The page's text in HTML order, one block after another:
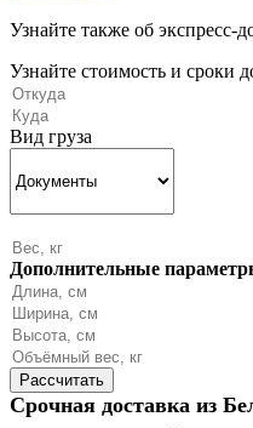
Узнайте также об экспресс-
Узнайте стоимость и сроки
Вид груза
Дополнительные
Срочная доставка из